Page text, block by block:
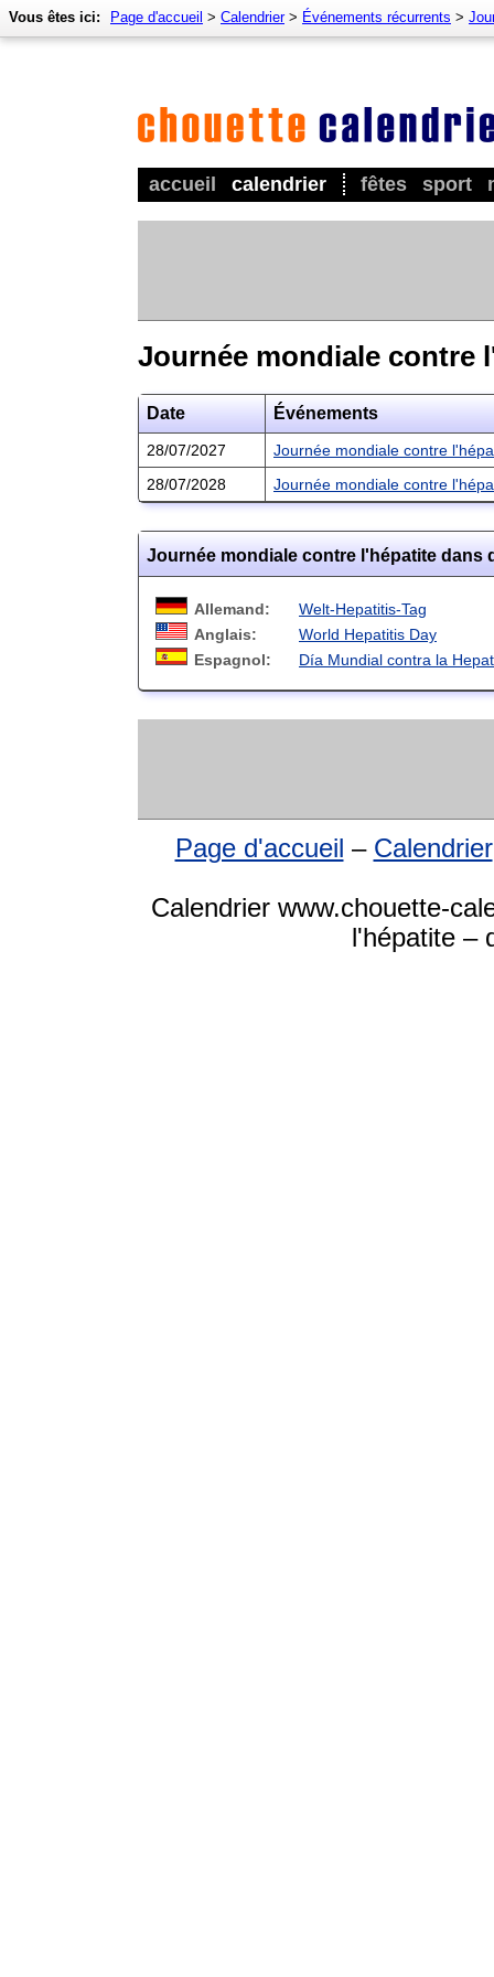
accueil calendrier fêtes sport
Vous êtes ici: Page d'accueil > Calendrier> Événements récurrents >
Journée mondiale contre
Date Événements
28/07/2027
Journée mondiale contre
28/07/2028
Journée mondiale contre
Journée mondiale contre l'hépatite dans
Allemand:
Welt-Hepatitis-Tag
Anglais:
World Hepatitis Day
Espagnol:
Día Mundial contra la
Page d'accueil – Calendrier
Calendrier www.chouette-
l'hépatite –